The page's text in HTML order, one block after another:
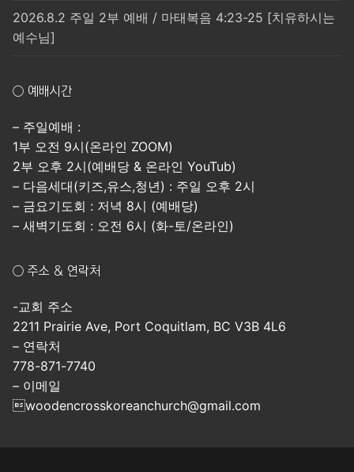
2026.8.2 주일 2부 예배 / 마태복음 4:23-25 [치유하시는
예수님]
○ 예배시간
– 주일예배 :
1부 오전 9시(온라인 ZOOM)
2부 오후 2시(예배당 & 온라인 YouTub)
– 다음세대(키즈,유스,청년) : 주일 오후 2시
– 금요기도회 : 저녁 8시 (예배당)
– 새벽기도회 : 오전 6시 (화-토/온라인)
○ 주소 & 연락처
-교회 주소
2211 Prairie Ave, Port Coquitlam, BC V3B 4L6
– 연락처
778-871-7740
– 이메일
woodencrosskoreanchurch@gmail.com